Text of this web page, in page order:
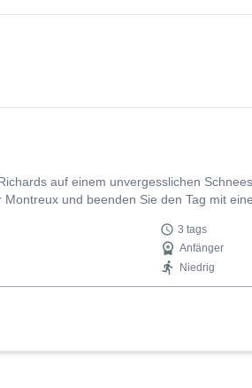
auf einem unvergesslichen
und beenden Sie den Tag mit
3 tags
Anfänger
Niedrig